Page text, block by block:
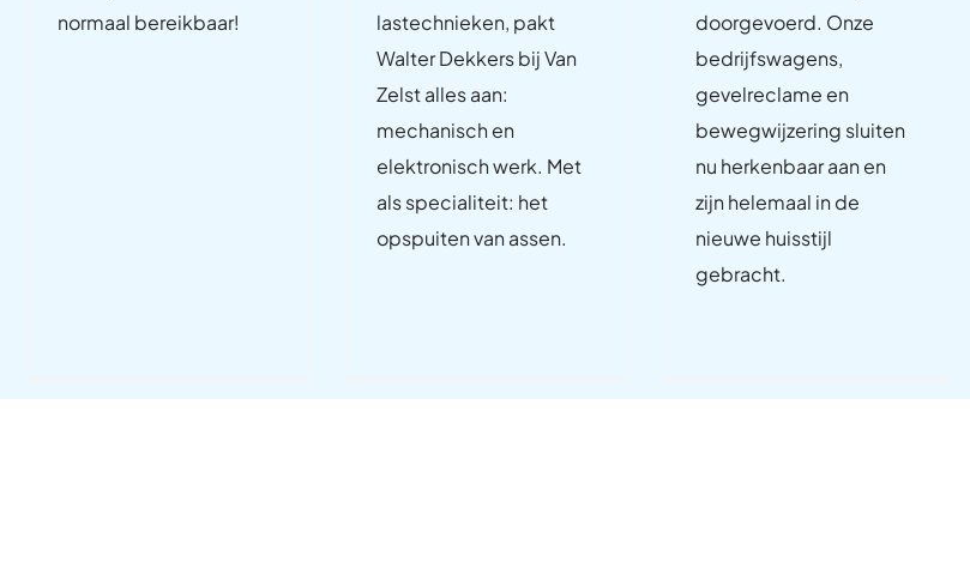
normaal bereikbaar!
lastechnieken, pakt
Walter Dekkers bij Van
Zelst alles aan:
mechanisch en
elektronisch werk. Met
als specialiteit: het
opspuiten van assen.
doorgevoerd. Onze
bedrijfswagens,
gevelreclame en
bewegwijzering sluiten
nu herkenbaar aan en
zijn helemaal in de
nieuwe huisstijl
gebracht.